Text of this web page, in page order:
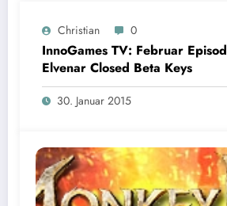
Christian 0
InnoGames TV: Februar
Elvenar Closed Beta Keys
30. Januar 2015